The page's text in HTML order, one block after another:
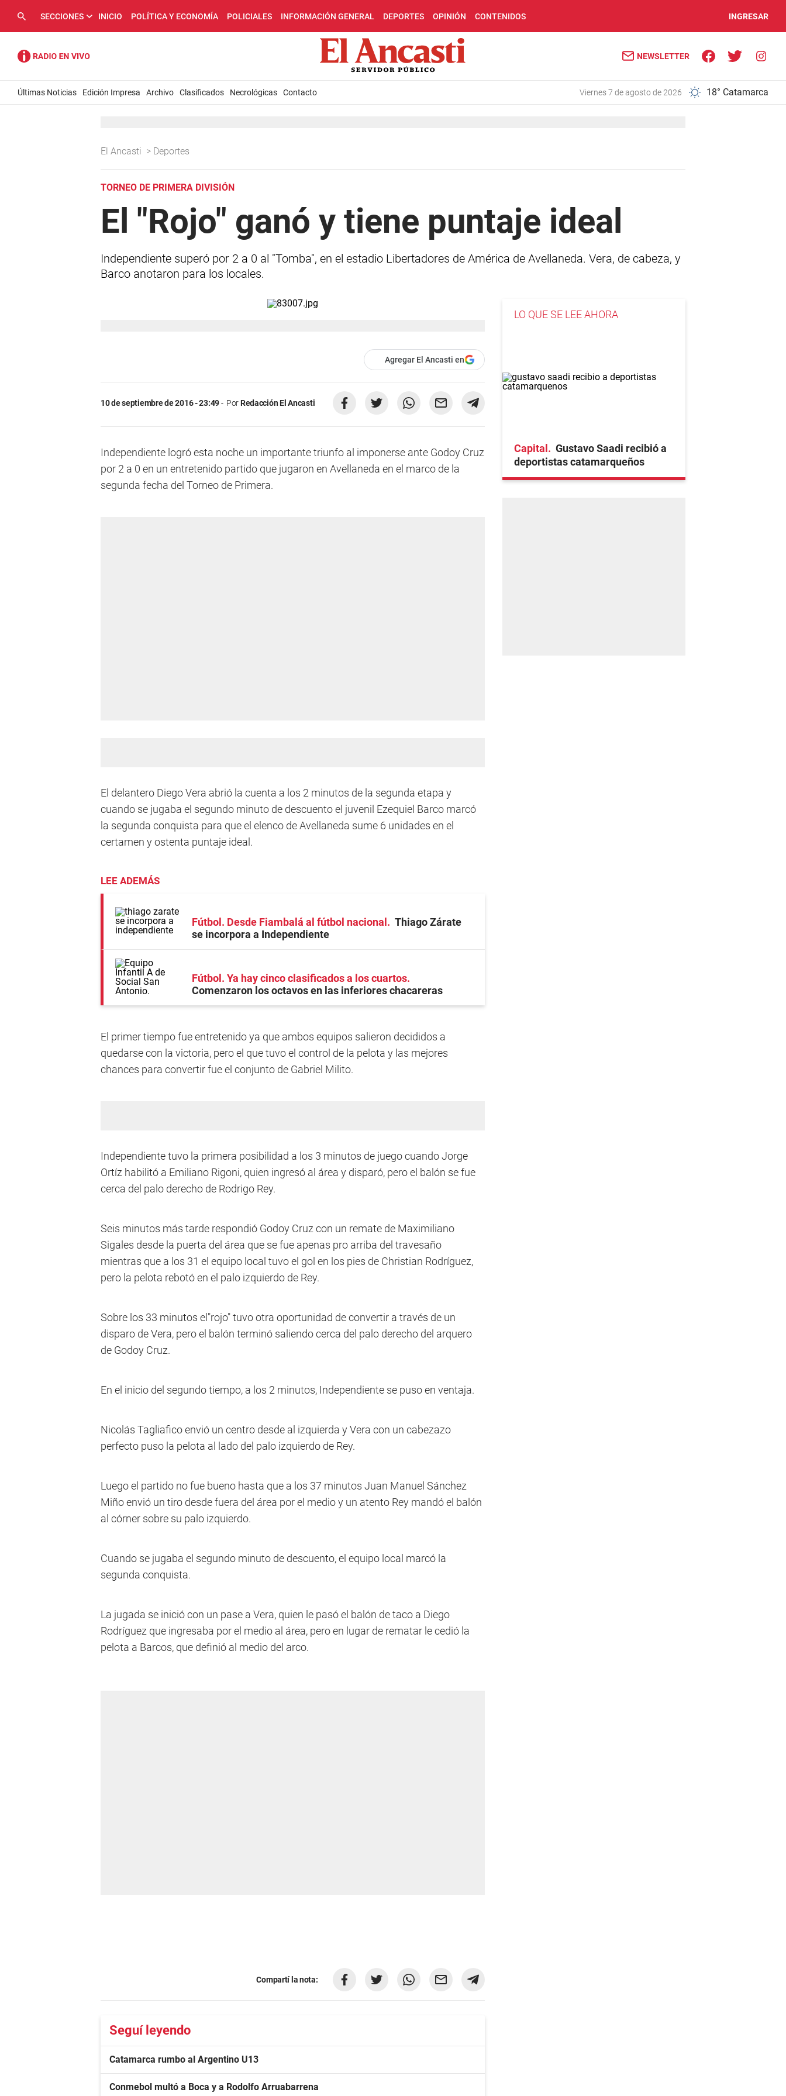
SECCIONES INICIO POLÍTICA Y ECONOMÍA POLICIALES INFORMACIÓN GENERAL DEPORTES OPINIÓN CONTENIDOS INGRESAR
NEWSLETTER
Últimas Noticias Edición Impresa Archivo Clasificados Necrológicas Contacto viernes 7 de agosto de 2026 18° Catamarca
El Ancasti > Deportes
TORNEO DE PRIMERA DIVISIÓN
El "Rojo" ganó y tiene puntaje ideal
Independiente superó por 2 a 0 al "Tomba", en el estadio Libertadores de América de Avellaneda. Vera, de cabeza, y
Barco anotaron para los locales.
Agregar El Ancasti en
10 de septiembre de 2016 - 23:49 PorRedacción El Ancasti
Independiente logró esta noche un importante triunfo al imponerse ante Godoy Cruz
por 2 a 0 en un entretenido partido que jugaron en Avellaneda en el marco de la
segunda fecha del Torneo de Primera.
El delantero Diego Vera abrió la cuenta a los 2 minutos de la segunda etapa y
cuando se jugaba el segundo minuto de descuento el juvenil Ezequiel Barco marcó
la segunda conquista para que el elenco de Avellaneda sume 6 unidades en el
certamen y ostenta puntaje ideal.
LEE ADEMÁS
Fútbol. Desde Fiambalá al fútbol nacional
Thiago Zárate
se incorpora a Independiente
Fútbol. Ya hay cinco clasificados a los cuartos
Comenzaron los octavos en las inferiores chacareras
El primer tiempo fue entretenido ya que ambos equipos salieron decididos a
quedarse con la victoria, pero el que tuvo el control de la pelota y las mejores
chances para convertir fue el conjunto de Gabriel Milito.
Independiente tuvo la primera posibilidad a los 3 minutos de juego cuando Jorge
Ortíz habilitó a Emiliano Rigoni, quien ingresó al área y disparó, pero el balón se fue
cerca del palo derecho de Rodrigo Rey.
Seis minutos más tarde respondió Godoy Cruz con un remate de Maximiliano
Sigales desde la puerta del área que se fue apenas pro arriba del travesaño
mientras que a los 31 el equipo local tuvo el gol en los pies de Christian Rodríguez,
pero la pelota rebotó en el palo izquierdo de Rey.
Sobre los 33 minutos el"rojo" tuvo otra oportunidad de convertir a través de un
disparo de Vera, pero el balón terminó saliendo cerca del palo derecho del arquero
de Godoy Cruz.
En el inicio del segundo tiempo, a los 2 minutos, Independiente se puso en ventaja.
Nicolás Tagliafico envió un centro desde al izquierda y Vera con un cabezazo
perfecto puso la pelota al lado del palo izquierdo de Rey.
Luego el partido no fue bueno hasta que a los 37 minutos Juan Manuel Sánchez
Miño envió un tiro desde fuera del área por el medio y un atento Rey mandó el balón
al córner sobre su palo izquierdo.
Cuando se jugaba el segundo minuto de descuento, el equipo local marcó la
segunda conquista.
La jugada se inició con un pase a Vera, quien le pasó el balón de taco a Diego
Rodríguez que ingresaba por el medio al área, pero en lugar de rematar le cedió la
pelota a Barcos, que definió al medio del arco.
Compartí la nota:
Seguí leyendo
Catamarca rumbo al Argentino U13
Conmebol multó a Boca y a Rodolfo Arruabarrena
LO QUE SE LEE AHORA
Capital
Gustavo Saadi recibió a
deportistas catamarqueños